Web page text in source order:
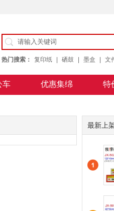
热门搜索： 复印纸 硒鼓 墨盒 文
车 优惠集绵 特
最新上